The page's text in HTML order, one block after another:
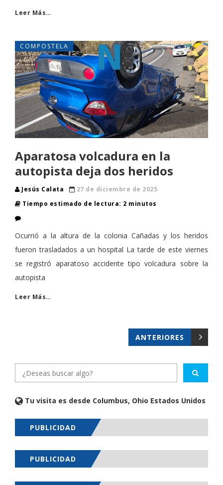
Leer Más…
COMPOSTELA
Aparatosa volcadura en la
autopista deja dos heridos
Jesús Calata
27 de diciembre de 2025
Tiempo estimado de lectura: 2 minutos
Ocurrió a la altura de la colonia Cañadas y los heridos
fueron trasladados a un hospital La tarde de este viernes
se registró aparatoso accidente tipo volcadura sobre la
autopista
Leer Más…
ANTERIORES
Tu visita es desde Columbus, Ohio Estados Unidos
PUBLICIDAD
PUBLICIDAD